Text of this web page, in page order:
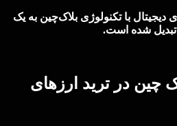
دیجیتال با تکنولوژی بلاک‌چین به یک
شده است.
چین در ترید ارزهای